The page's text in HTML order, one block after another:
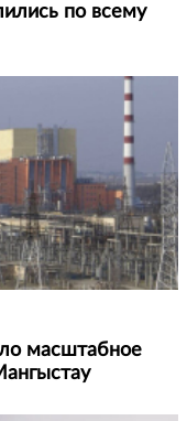
по всему
масштабное